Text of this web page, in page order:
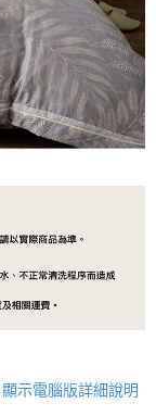
顯示電腦版詳細說明